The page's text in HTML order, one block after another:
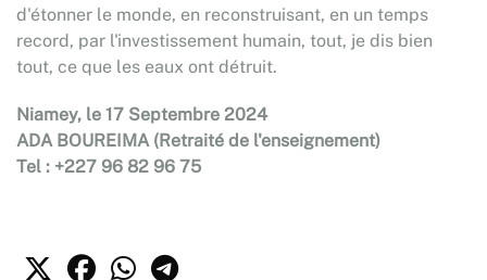
d'étonner le monde, en reconstruisant, en un temps
record, par l'investissement humain, tout, je dis bien
tout, ce que les eaux ont détruit.
Niamey, le 17 Septembre 2024
ADA BOUREIMA (Retraité de l'enseignement)
Tel : +227 96 82 96 75